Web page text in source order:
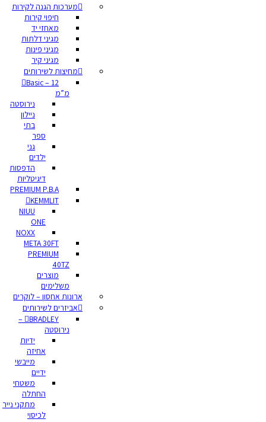
מערכות הגנה לקירות
חיפוי קירות
מאחזי יד
מגיני דלתות
מגיני פינות
מגיני קיר
מחיצות לשירותים
Basic – 12
מ”מ
נירוסטה
ניילון
בתי
ספר
גני
ילדים
הדפסות
דיגיטליות
PREMIUM P.B.A
KEMMLIT
NIUU
ONE
NOXX
META 30FT
PREMIUM
40TZ
מוצרים
משלימים
ארונות אחסון – לוקרים
אביזרים לשירותים
BRADLEY –
נירוסטה
ידיות
אחיזה
מייבשי
ידיים
משטחי
החתלה
מתקני נייר
לכיסוי